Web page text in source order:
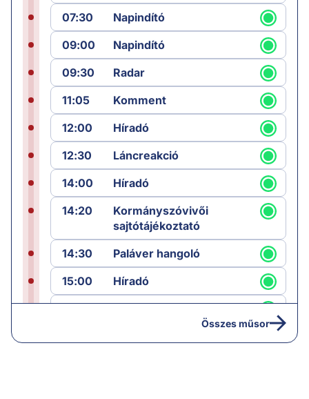
07:30
Napindító
09:00
Napindító
09:30
Radar
11:05
Komment
12:00
Híradó
12:30
Láncreakció
14:00
Híradó
14:20
Kormányszóvivői
sajtótájékoztató
14:30
Paláver hangoló
15:00
Híradó
Összes műsor